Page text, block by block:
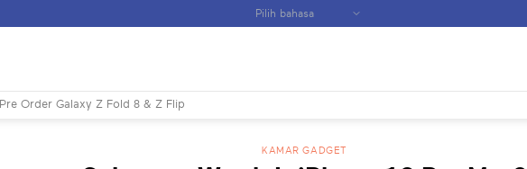
Pre Order Galaxy Z Fold 8 & Z Flip
KAMAR GADGET